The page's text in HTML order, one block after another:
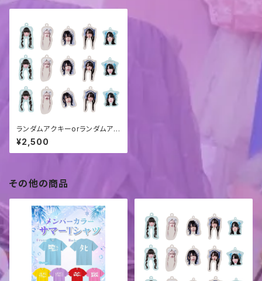
ランダムアクキーorランダムアン
ブレラマーカー
¥2,500
その他の商品